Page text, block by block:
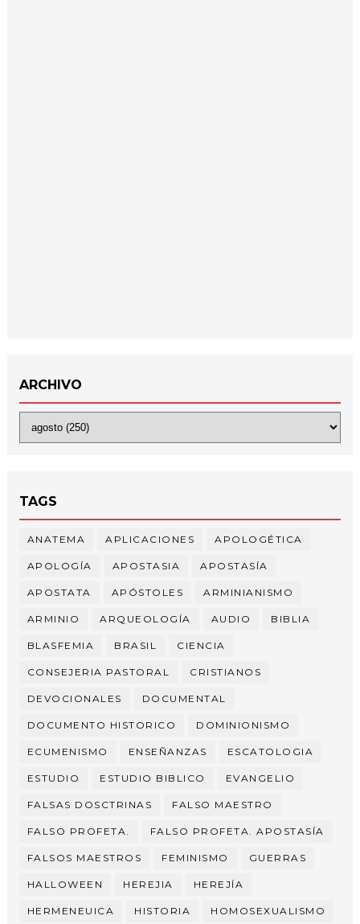
ARCHIVO
TAGS
ANATEMA APLICACIONES APOLOGÉTICA
APOLOGÍA APOSTASIA APOSTASÍA
APOSTATA APÓSTOLES ARMINIANISMO
ARMINIO ARQUEOLOGÍA AUDIO BIBLIA
BLASFEMIA BRASIL CIENCIA
CONSEJERIA PASTORAL CRISTIANOS
DEVOCIONALES DOCUMENTAL
DOCUMENTO HISTORICO DOMINIONISMO
ECUMENISMO ENSEÑANZAS ESCATOLOGIA
ESTUDIO ESTUDIO BIBLICO EVANGELIO
FALSAS DOSCTRINAS FALSO MAESTRO
FALSO PROFETA. FALSO PROFETA. APOSTASÍA
FALSOS MAESTROS FEMINISMO GUERRAS
HALLOWEEN HEREJIA HEREJÍA
HERMENEUICA HISTORIA HOMOSEXUALISMO